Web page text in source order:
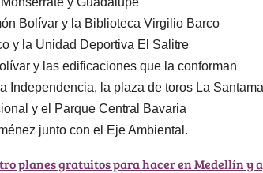
Bolívar y la Biblioteca Virgilio Barco
y la Unidad Deportiva El Salitre
y las edificaciones que la conforman
Independencia, la plaza de toros La
y el Parque Central Bavaria
junto con el Eje Ambiental.
planes gratuitos para hacer en Medellín y